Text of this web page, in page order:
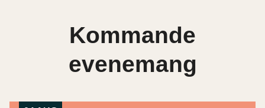
Kommande
evenemang